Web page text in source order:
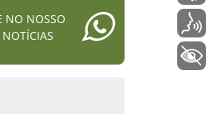
NO NOSSO
+ Acessibilidade